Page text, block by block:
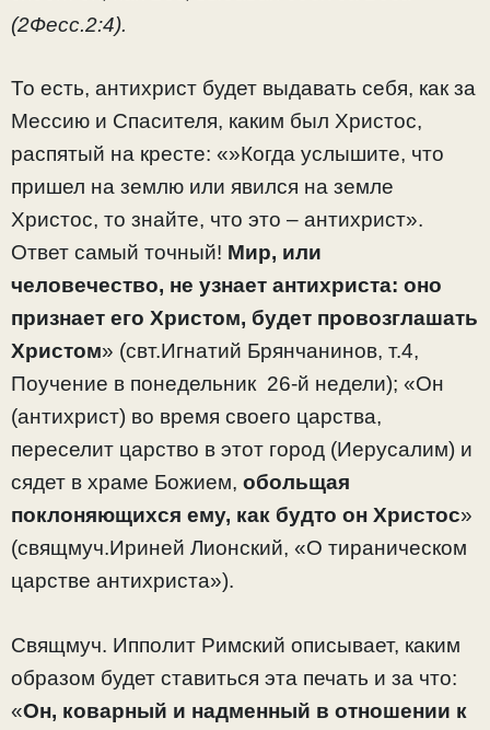
(2Фесс.2:4).
То есть, антихрист будет выдавать себя, как за
Мессию и Спасителя, каким был Христос,
распятый на кресте: «»Когда услышите, что
пришел на землю или явился на земле
Христос, то знайте, что это – антихрист».
Ответ самый точный! Мир, или
человечество, не узнает антихриста: оно
признает его Христом, будет провозглашать
Христом» (свт.Игнатий Брянчанинов, т.4,
Поучение в понедельник 26-й недели); «Он
(антихрист) во время своего царства,
переселит царство в этот город (Иерусалим) и
сядет в храме Божием, обольщая
поклоняющихся ему, как будто он Христос»
(свящмуч.Ириней Лионский, «О тираническом
царстве антихриста»).
Свящмуч. Ипполит Римский описывает, каким
образом будет ставиться эта печать и за что:
«Он, коварный и надменный в отношении к